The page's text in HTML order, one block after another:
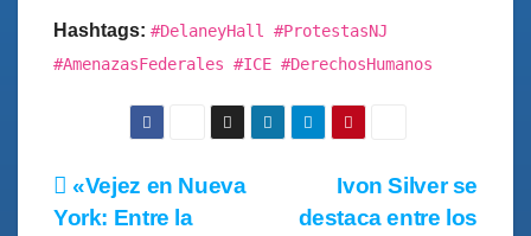
Hashtags: #DelaneyHall #ProtestasNJ
#AmenazasFederales #ICE #DerechosHumanos
Ivon Silver se
destaca entre los
«Vejez en Nueva
York: Entre la